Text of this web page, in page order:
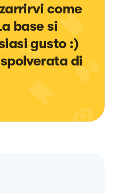
come
base si
gusto :)
di